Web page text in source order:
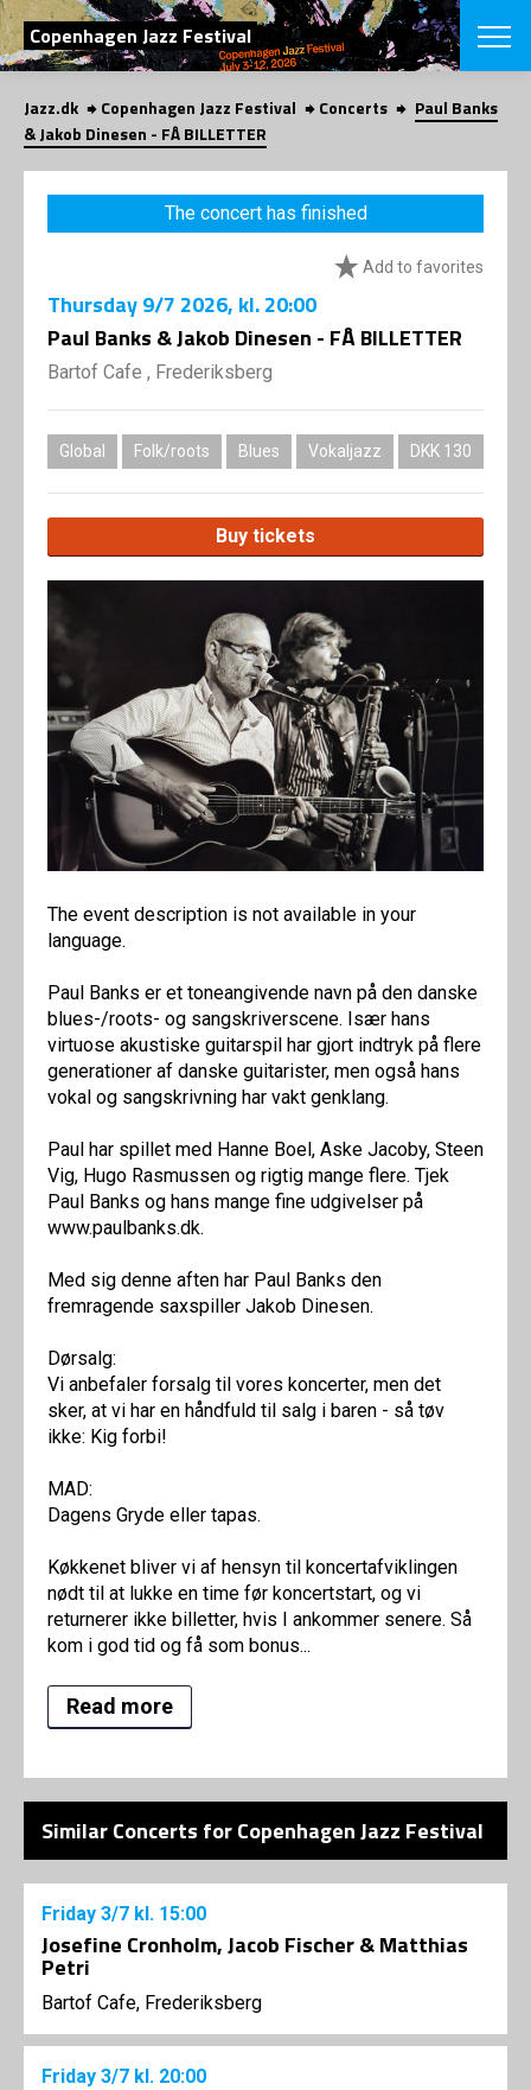
SEARCH
Copenhagen Jazz Festival
Danish
CHOOSE
VINTERJAZZ
Themes
LOCATIONS
App
Contact us
SHOP
Jazz.dk Copenhagen Jazz Festival Concerts
Paul Banks
& Jakob Dinesen - FÅ BILLETTER
The concert has finished
Add to favorites
Thursday9/7 2026, kl. 20:00
Paul Banks & Jakob Dinesen - FÅ BILLETTER
Bartof Cafe , Frederiksberg
Global Folk/roots Blues Vokaljazz DKK 130
Buy tickets
The event description is not available in your
language.
Paul Banks er et toneangivende navn på den danske
blues-/roots- og sangskriverscene. Især hans
virtuose akustiske guitarspil har gjort indtryk på flere
generationer af danske guitarister, men også hans
vokal og sangskrivning har vakt genklang.
Paul har spillet med Hanne Boel, Aske Jacoby, Steen
Vig, Hugo Rasmussen og rigtig mange flere. Tjek
Paul Banks og hans mange fine udgivelser på
www.paulbanks.dk.
Med sig denne aften har Paul Banks den
fremragende saxspiller Jakob Dinesen.
Dørsalg:
Vi anbefaler forsalg til vores koncerter, men det
sker, at vi har en håndfuld til salg i baren - så tøv
ikke: Kig forbi!
MAD:
Dagens Gryde eller tapas.
Køkkenet bliver vi af hensyn til koncertafviklingen
nødt til at lukke en time før koncertstart, og vi
returnerer ikke billetter, hvis I ankommer senere. Så
kom i god tid og få som bonus...
Read more
Similar Concerts for Copenhagen Jazz Festival
Friday 3/7 kl. 15:00
Josefine Cronholm, Jacob Fischer & Matthias
Petri
Bartof Cafe, Frederiksberg
Friday 3/7 kl. 20:00